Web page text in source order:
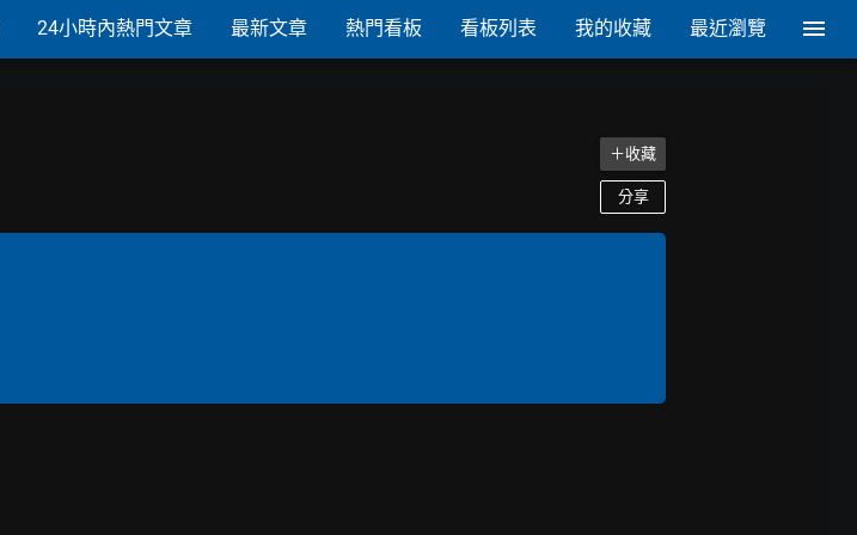
24小時內熱門文章 最新文章 熱門看板 看板列表 我的收藏 最近瀏覽
＋收藏
分享